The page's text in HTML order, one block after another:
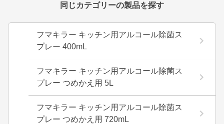
同じカテゴリーの製品を探す
フマキラー キッチン用アルコール除菌ス
プレー 400mL
フマキラー キッチン用アルコール除菌ス
プレー つめかえ用 5L
フマキラー キッチン用アルコール除菌ス
プレー つめかえ用 720mL